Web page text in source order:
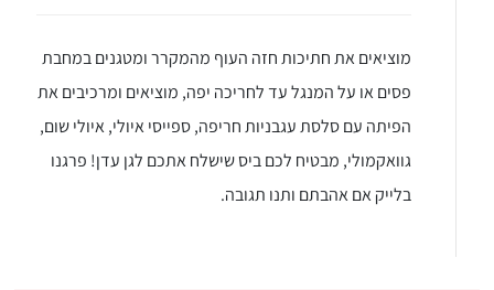
מוציאים את חתיכות חזה העוף מהמקרר ומטגנים במחבת
פסים או על המנגל עד לחריכה יפה, מוציאים ומרכיבים את
הפיתה עם סלסת עגבניות חריפה, ספייסי איולי, איולי שום,
גוואקמולי, מבטיח לכם ביס שישלח אתכם לגן עדן! פרגנו
בלייק אם אהבתם ותנו תגובה.